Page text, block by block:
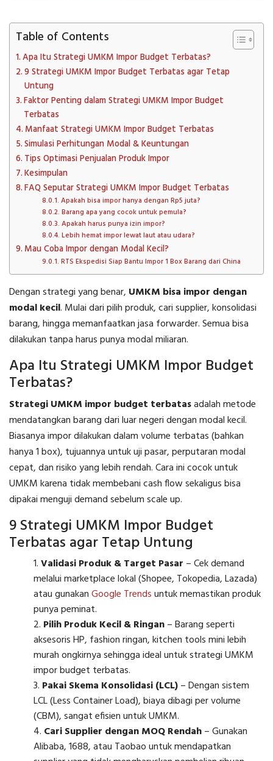
Table of Contents
Apa Itu Strategi UMKM Impor Budget Terbatas?
9 Strategi UMKM Impor Budget Terbatas agar Tetap
Untung
Faktor Penting dalam Strategi UMKM Impor Budget
Terbatas
Manfaat Strategi UMKM Impor Budget Terbatas
Simulasi Perhitungan Modal & Keuntungan
Tips Optimasi Penjualan Produk Impor
Kesimpulan
FAQ Seputar Strategi UMKM Impor Budget Terbatas
Apakah bisa impor hanya dengan Rp5 juta?
Barang apa yang cocok untuk pemula?
Apakah harus punya izin impor?
Lebih hemat impor lewat laut atau udara?
Mau Coba Impor dengan Modal Kecil?
RTS Ekspedisi Siap Bantu Impor 1 Box Barang dari China
Dengan strategi yang benar, UMKM bisa impor dengan
modal kecil. Mulai dari pilih produk, cari supplier, konsolidasi
barang, hingga memanfaatkan jasa forwarder. Semua bisa
dilakukan tanpa harus punya modal miliaran.
Apa Itu Strategi UMKM Impor Budget
Terbatas?
Strategi UMKM impor budget terbatasadalah metode
mendatangkan barang dari luar negeri dengan modal kecil.
Biasanya impor dilakukan dalam volume terbatas (bahkan
hanya 1 box), tujuannya untuk uji pasar, perputaran modal
cepat, dan risiko yang lebih rendah. Cara ini cocok untuk
UMKM karena tidak membebani cash flow sekaligus bisa
dipakai menguji demand sebelum scale up.
9 Strategi UMKM Impor Budget
Terbatas agar Tetap Untung
Validasi Produk & Target Pasar – Cek demand
melalui marketplace lokal (Shopee, Tokopedia, Lazada)
atau gunakanGoogle Trendsuntuk memastikan produk
punya peminat.
Pilih Produk Kecil & Ringan– Barang seperti
aksesoris HP, fashion ringan, kitchen tools mini lebih
murah ongkirnya sehingga ideal untuk strategi UMKM
impor budget terbatas.
Pakai Skema Konsolidasi (LCL)– Dengan sistem
LCL (Less Container Load), biaya dibagi per volume
(CBM), sangat efisien untuk UMKM.
Cari Supplier dengan MOQ Rendah– Gunakan
Alibaba, 1688, atau Taobao untuk mendapatkan